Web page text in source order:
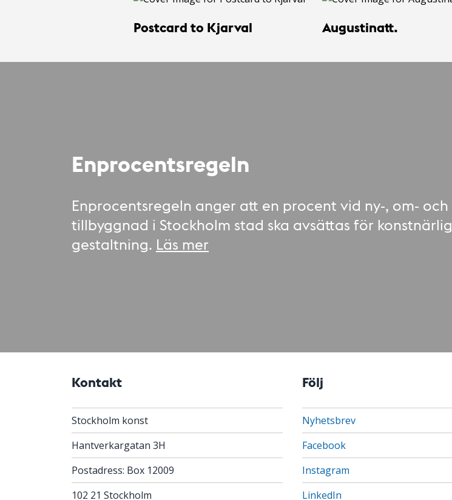
Postcard to Kjarval Augustinatt.
Enprocentsregeln
Enprocentsregeln anger att en procent vid ny-, om- och
tillbyggnad i Stockholm stad ska avsättas för konstnärlig
gestaltning. Läs mer
Kontakt
Stockholm konst
Hantverkargatan 3H
Postadress: Box 12009
102 21 Stockholm
Följ
Nyhetsbrev
Facebook
Instagram
LinkedIn